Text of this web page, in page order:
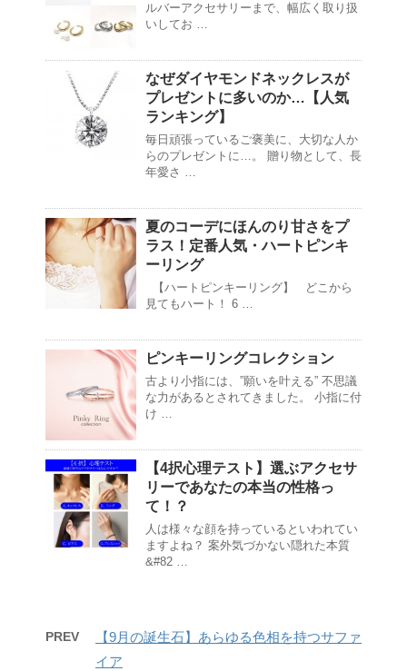
ルバーアクセサリーまで、幅広く取り扱
いしてお …
なぜダイヤモンドネックレスが
プレゼントに多いのか…【人気
ランキング】
毎日頑張っているご褒美に、大切な人か
らのプレゼントに…。 贈り物として、長
年愛さ …
夏のコーデにほんのり甘さをプ
ラス！定番人気・ハートピンキ
ーリング
【ハートピンキーリング】 どこから
見てもハート！ 6 …
ピンキーリングコレクション
古より小指には、”願いを叶える” 不思議
な力があるとされてきました。 小指に付
け …
【4択心理テスト】選ぶアクセサ
リーであなたの本当の性格っ
て！？
人は様々な顔を持っているといわれてい
ますよね？ 案外気づかない隠れた本質
&#82 …
PREV
【9月の誕生石】あらゆる色相を持つサファ
イア